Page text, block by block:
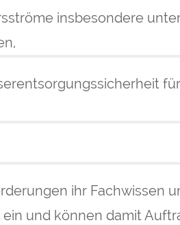
insbesondere
für
ihr Fachwissen
und können damit